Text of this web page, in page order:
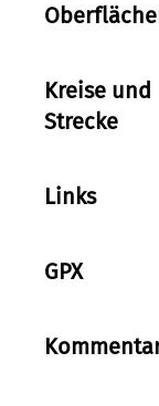
Kreise
Strecke
Links
GPX